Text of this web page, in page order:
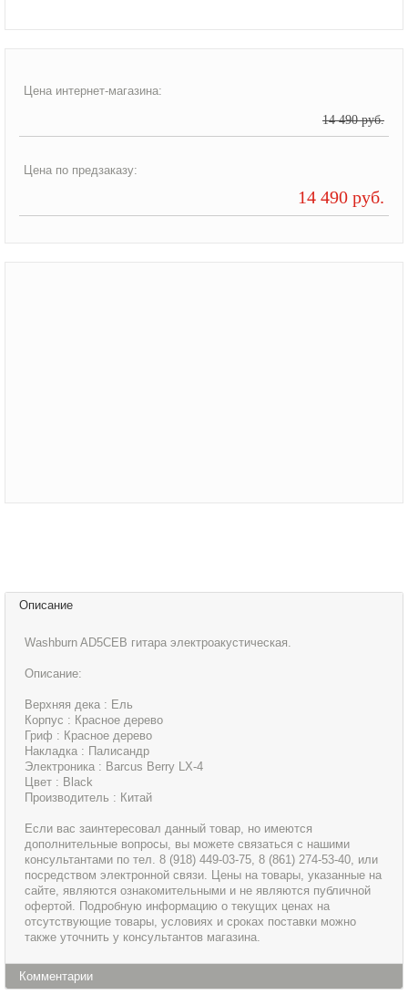
Цена интернет-магазина:
14 490 руб.
Цена по предзаказу:
14 490 руб.
Описание
Washburn AD5CEB гитара электроакустическая.
Описание:
Верхняя дека : Ель
Корпус : Красное дерево
Гриф : Красное дерево
Накладка : Палисандр
Электроника : Barcus Berry LX-4
Цвет : Black
Производитель : Китай
Если вас заинтересовал данный товар, но имеются
дополнительные вопросы, вы можете связаться с нашими
консультантами по тел. 8 (918) 449-03-75, 8 (861) 274-53-40, или
посредством электронной связи. Цены на товары, указанные на
сайте, являются ознакомительными и не являются публичной
офертой. Подробную информацию о текущих ценах на
отсутствующие товары, условиях и сроках поставки можно
также уточнить у консультантов магазина.
Комментарии